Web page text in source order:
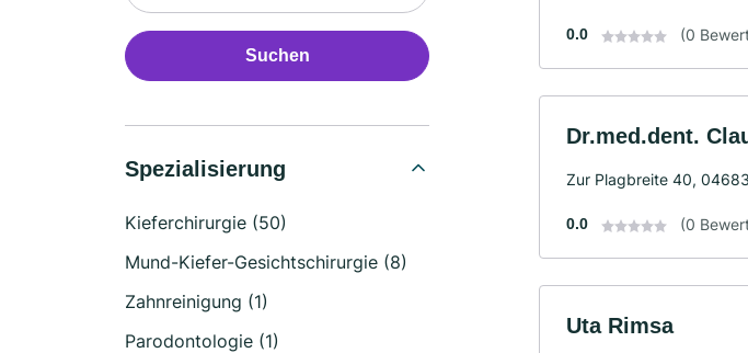
Suchen
Spezialisierung
Kieferchirurgie (50)
Mund-Kiefer-Gesichtschirurgie (8)
Zahnreinigung (1)
Parodontologie (1)
0.0 (0
Dr.med.dent.
Zur Plagbreite 40,
0.0 (0
Uta Rimsa